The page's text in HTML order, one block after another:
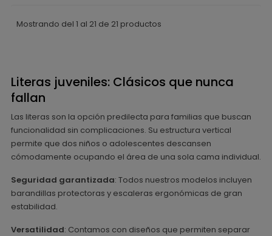
Mostrando del 1 al 21 de 21 productos
Literas juveniles: Clásicos que nunca
fallan
Las literas son la opción predilecta para familias que buscan
funcionalidad sin complicaciones. Su estructura vertical
permite que dos niños o adolescentes descansen
cómodamente ocupando el área de una sola cama individual.
Seguridad garantizada: Todos nuestros modelos incluyen
barandillas protectoras y escaleras ergonómicas de gran
estabilidad.
Versatilidad: Contamos con diseños que permiten separar